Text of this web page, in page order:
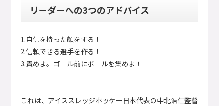
リーダーへの3つのアドバイス
1.自信を持った顔をする！
2.信頼できる選手を作る！
3.責めよ。ゴール前にボールを集めよ！
これは、アイススレッジホッケー日本代表の中北浩仁監督